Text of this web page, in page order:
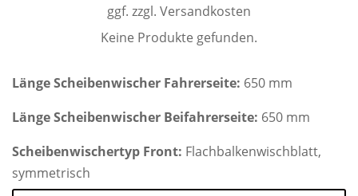
ggf. zzgl. Versandkosten
Keine Produkte gefunden.
Länge Scheibenwischer Fahrerseite: 650 mm
Länge Scheibenwischer Beifahrerseite: 650 mm
Scheibenwischertyp Front: Flachbalkenwischblatt,
symmetrisch